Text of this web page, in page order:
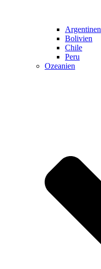
Argentinen
Bolivien
Chile
Peru
Ozeanien